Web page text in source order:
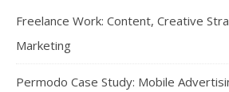
Freelance Work: Content, Creative
Marketing
Permodo Case Study: Mobile